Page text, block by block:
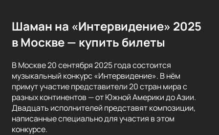
Шаман на «Интервидение» 2025
в Москве — купить билеты
В Москве 20 сентября 2025 года состоится
музыкальный конкурс «Интервидение». В нём
примут участие представители 20 стран мира с
разных континентов — от Южной Америки до Азии.
Двадцать исполнителей представят композиции,
написанные специально для участия в этом
конкурсе.